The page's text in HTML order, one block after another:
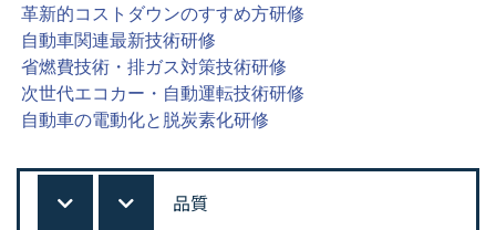
革新的コストダウンのすすめ方研修
自動車関連最新技術研修
省燃費技術・排ガス対策技術研修
次世代エコカー・自動運転技術研修
自動車の電動化と脱炭素化研修
品質